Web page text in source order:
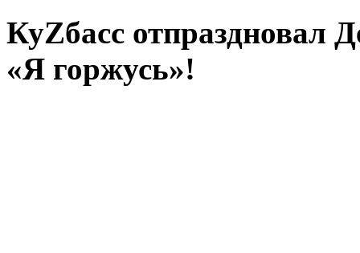
КуZбасс отпраздновал
«Я горжусь»!